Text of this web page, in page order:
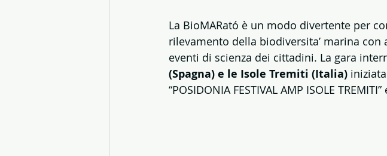
La BioMARató è un modo divertente per
rilevamento della biodiversita’ marina
eventi di scienza dei cittadini. La gara
(Spagna) e le Isole Tremiti (Italia)
“POSIDONIA FESTIVAL AMP ISOLE